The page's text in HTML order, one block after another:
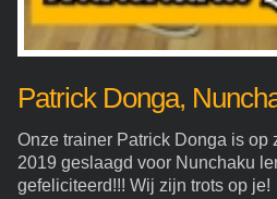
Patrick Donga,
Onze trainer Patrick Donga is op
2019 geslaagd voor Nunchaku
gefeliciteerd!!! Wij zijn trots op je!